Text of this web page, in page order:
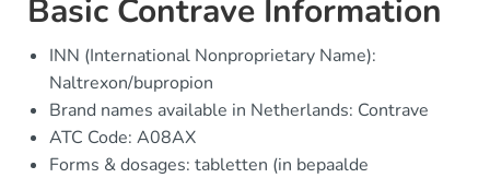
Basic Contrave Information
INN (International Nonproprietary Name):
Naltrexon/bupropion
Brand names available in Netherlands: Contrave
ATC Code: A08AX
Forms & dosages: tabletten (in bepaalde